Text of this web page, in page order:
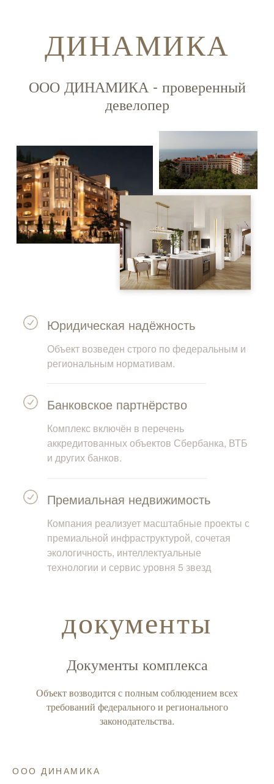
ДИНАМИКА
ООО ДИНАМИКА - проверенный
девелопер
Компания реализует масштабные проекты с
премиальной инфраструктурой, сочетая
экологичность, интеллектуальные
технологии и сервис уровня 5 звезд
Премиальная недвижимость
Комплекс включён в перечень
аккредитованных объектов Сбербанка, ВТБ
и других банков.
Банковское партнёрство
Объект возведен строго по федеральным и
региональным нормативам.
Юридическая надёжность
документы
Документы комплекса
Объект возводится с полным соблюдением всех
требований федерального и регионального
законодательства.
ООО ДИНАМИКА